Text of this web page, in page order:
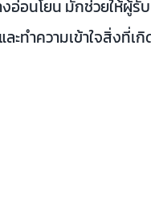
อนโยน มักช่วยให้ผู้รั
ำความเข้าใจสิ่งที่เ